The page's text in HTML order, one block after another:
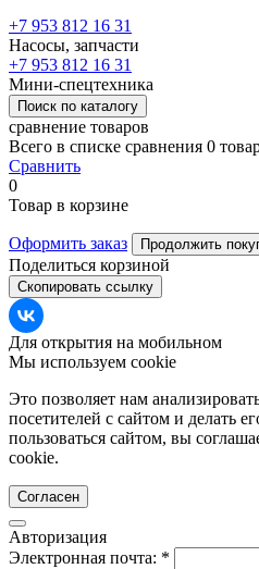
+7 953 812 16 31
Насосы, запчасти
+7 953 812 16 31
Мини-спецтехника
Поиск по каталогу
сравнение товаров
Всего в списке сравнения 0
Сравнить
0
Товар в корзине
Оформить заказ Продолжить
Поделиться корзиной
Скопировать ссылку
Для открытия на мобильном
Мы используем cookie
Это позволяет нам
посетителей с сайтом и делать
пользоваться сайтом, вы
cookie.
Согласен
Авторизация
Электронная почта: *